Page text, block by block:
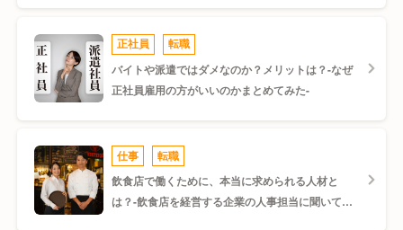
より効率的に実現できます。FoodsLaboのスカウト転職の魅力と仕組みを
スカウト転職のメリット
スカウト転職とは、求職者が自分から応募しなくても、企業側から届くスカ
FoodsLaboでは、あなたのプロフィールや希望条件を見た飲食企業が、直
近の経歴や仕事内容に魅力を感じた場合にスカウトを送信します。
効率的な転職活動： 自分から応募しなくても、企業からスカウトが届くの
で、時間と労力を節約できます。
自分では見つけられない好条件求人の発見：求人検索だけでは見つけられな
かった、好条件の求人を見つけられる可能性があります。
正社員
転職
バイトや派遣ではダメなのか？メリットは？-なぜ
正社員雇用の方がいいのかまとめてみた-
仕事
転職
飲食店で働くために、本当に求められる人材と
は？-飲食店を経営する企業の人事担当に聞いてみ